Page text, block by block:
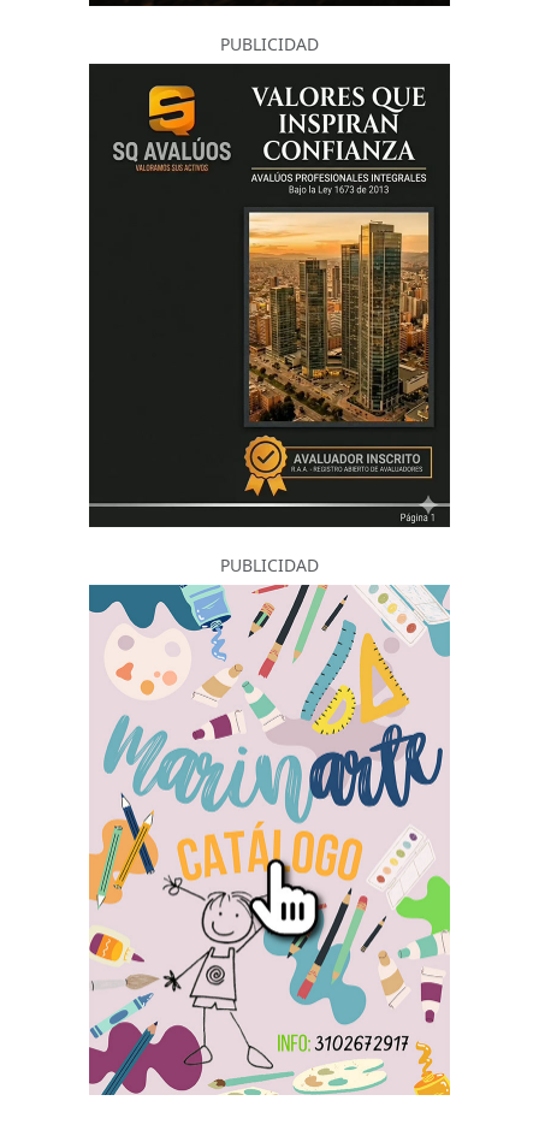
PUBLICIDAD
PUBLICIDAD